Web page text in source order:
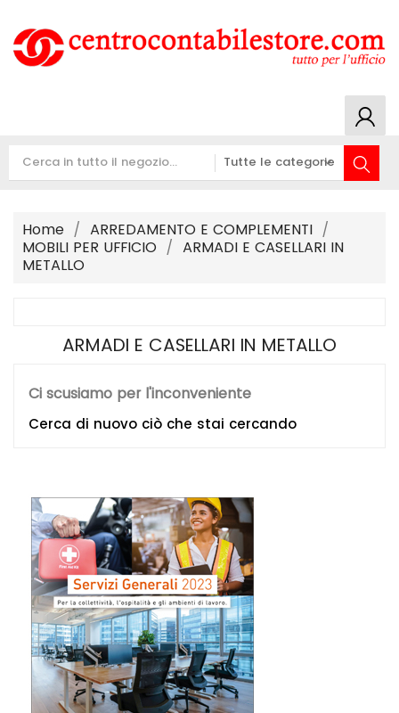
Home
ARREDAMENTO E COMPLEMENTI
MOBILI PER UFFICIO
ARMADI E CASELLARI IN
METALLO
ARMADI E CASELLARI IN METALLO
Ci scusiamo per l'inconveniente
Cerca di nuovo ciò che stai cercando